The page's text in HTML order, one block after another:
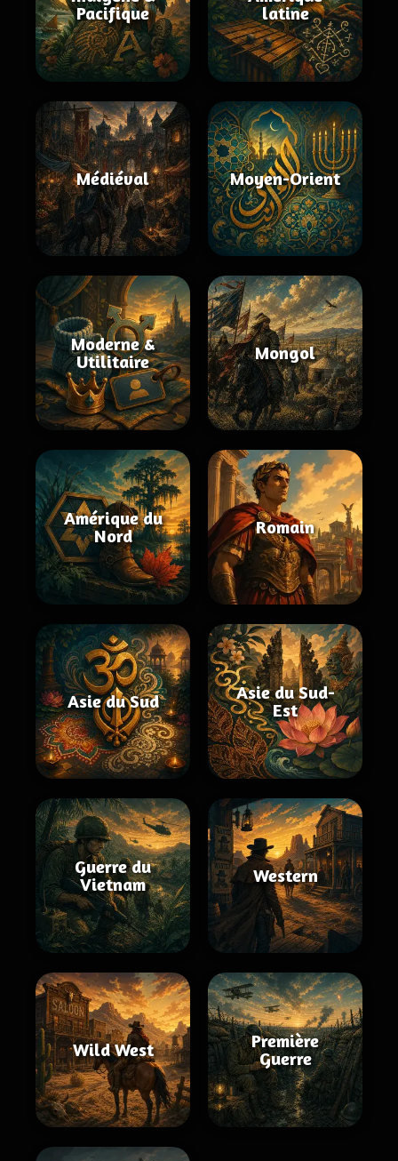
Pacifique
latine
Médiéval Moyen-Orient
Moderne &
Utilitaire
Mongol
Amérique du
Nord
Romain
Asie du Sud
Asie du Sud-
Est
Guerre du
Vietnam
Western
Wild West
Première
Guerre